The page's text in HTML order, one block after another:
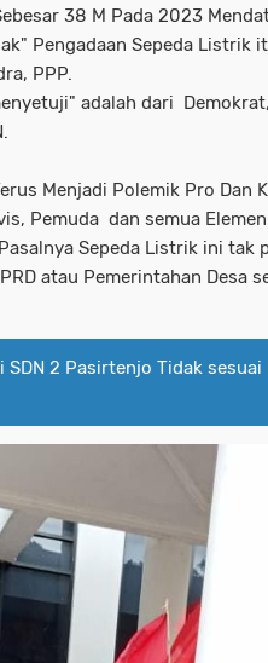
38 M Pada 2023
Pengadaan Sepeda Listrik
PPP.
adalah dari Demokrat,
Menjadi Polemik Pro Dan
Pemuda dan semua
Sepeda Listrik ini tak
atau Pemerintahan Desa
SDN 2 Pasirtenjo Tidak sesuai